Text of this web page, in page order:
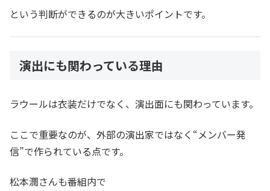
という判断ができるのが大きいポイントです。
演出にも関わっている理由
ラウールは衣装だけでなく、演出面にも関わっています。
ここで重要なのが、外部の演出家ではなく“メンバー発
信”で作られている点です。
松本潤さんも番組内で